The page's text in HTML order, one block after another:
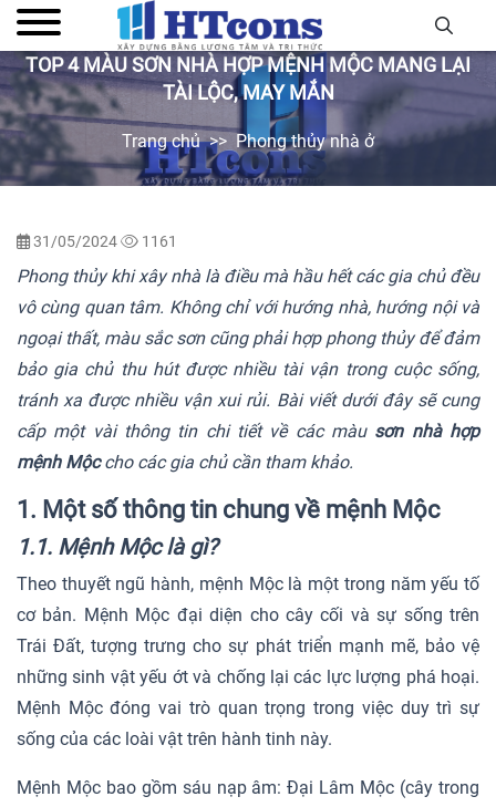
TOP 4 MÀU SƠN NHÀ HỢP MỆNH MỘC MANG LẠI
TÀI LỘC, MAY MẮN
Trang chủ Phong thủy nhà ở
31/05/2024 1161
Phong thủy khi xây nhà là điều mà hầu hết các gia chủ đều
vô cùng quan tâm. Không chỉ với hướng nhà, hướng nội và
ngoại thất, màu sắc sơn cũng phải hợp phong thủy để đảm
bảo gia chủ thu hút được nhiều tài vận trong cuộc sống,
tránh xa được nhiều vận xui rủi. Bài viết dưới đây sẽ cung
cấp một vài thông tin chi tiết về các màu sơn nhà hợp
mệnh Mộccho các gia chủ cần tham khảo.
1. Một số thông tin chung về mệnh Mộc
1.1. Mệnh Mộc là gì?
Theo thuyết ngũ hành, mệnh Mộc là một trong năm yếu tố
cơ bản. Mệnh Mộc đại diện cho cây cối và sự sống trên
Trái Đất, tượng trưng cho sự phát triển mạnh mẽ, bảo vệ
những sinh vật yếu ớt và chống lại các lực lượng phá hoại.
Mệnh Mộc đóng vai trò quan trọng trong việc duy trì sự
sống của các loài vật trên hành tinh này.
Mệnh Mộc bao gồm sáu nạp âm: Đại Lâm Mộc (cây trong